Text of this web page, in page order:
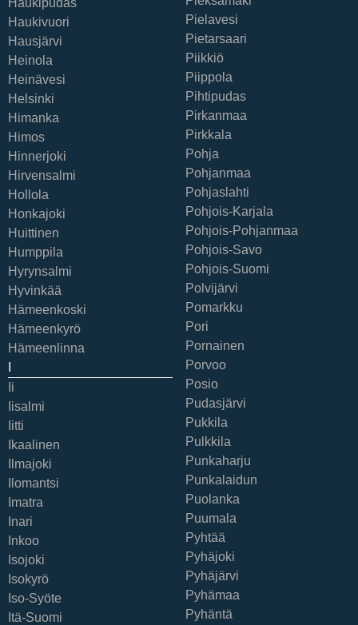
Haukipudas
Haukivuori
Hausjärvi
Heinola
Heinävesi
Helsinki
Himanka
Himos
Hinnerjoki
Hirvensalmi
Hollola
Honkajoki
Huittinen
Humppila
Hyrynsalmi
Hyvinkää
Hämeenkoski
Hämeenkyrö
Hämeenlinna
Ii
Iisalmi
Iitti
Ikaalinen
Ilmajoki
Ilomantsi
Imatra
Inari
Inkoo
Isojoki
Isokyrö
Iso-Syöte
Itä-Suomi
Pielavesi
Pietarsaari
Piikkiö
Piippola
Pihtipudas
Pirkanmaa
Pirkkala
Pohja
Pohjanmaa
Pohjaslahti
Pohjois-Karjala
Pohjois-Pohjanmaa
Pohjois-Savo
Pohjois-Suomi
Polvijärvi
Pomarkku
Pori
Pornainen
Porvoo
Posio
Pudasjärvi
Pukkila
Pulkkila
Punkaharju
Punkalaidun
Puolanka
Puumala
Pyhtää
Pyhäjoki
Pyhäjärvi
Pyhämaa
Pyhäntä